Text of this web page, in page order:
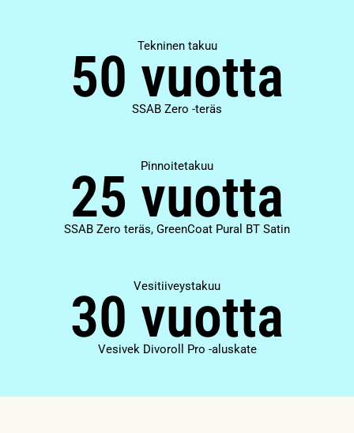
Tekninen takuu
50 vuotta
SSAB Zero -teräs
Pinnoitetakuu
25 vuotta
SSAB Zero teräs, GreenCoat Pural BT Satin
Vesitiiveystakuu
30 vuotta
Vesivek Divoroll Pro -aluskate